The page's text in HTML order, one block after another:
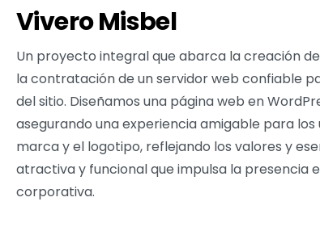
Vivero Misbel
Un proyecto integral que abarca la creación
la contratación de un servidor web confiable
del sitio. Diseñamos una página web en
asegurando una experiencia amigable para
marca y el logotipo, reflejando los valores y
atractiva y funcional que impulsa la presencia
corporativa.